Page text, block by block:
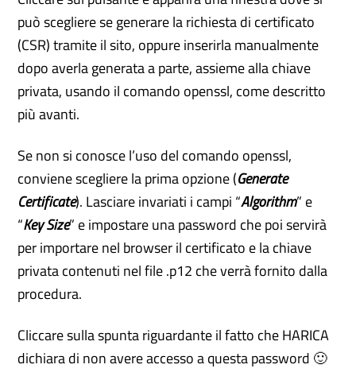
può scegliere se generare la richiesta di certificato
(CSR) tramite il sito, oppure inserirla manualmente
dopo averla generata a parte, assieme alla chiave
privata, usando il comando openssl, come descritto
più avanti.
Se non si conosce l’uso del comando openssl,
conviene scegliere la prima opzione (Generate
Certificate). Lasciare invariati i campi “Algorithm” e
“Key Size” e impostare una password che poi servirà
per importare nel browser il certificato e la chiave
privata contenuti nel file .p12 che verrà fornito dalla
procedura.
Cliccare sulla spunta riguardante il fatto che HARICA
dichiara di non avere accesso a questa password 🙂